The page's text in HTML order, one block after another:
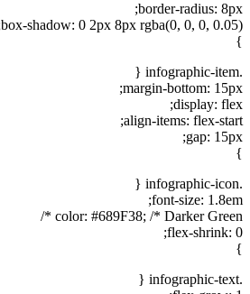
border-radius: 8px;
box-shadow: 0 2px 8px rgba(0, 0, 0, 0.05);
}
.infographic-item {
margin-bottom: 15px;
display: flex;
align-items: flex-start;
gap: 15px;
}
.infographic-icon {
font-size: 1.8em;
color: #689F38; /* Darker Green */
flex-shrink: 0;
}
.infographic-text {